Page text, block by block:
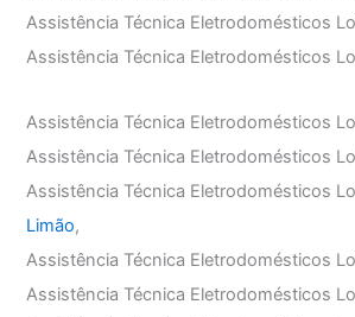
Assistência Técnica Eletrodomésticos
Assistência Técnica Eletrodomésticos
Assistência Técnica Eletrodomésticos
Assistência Técnica Eletrodomésticos
Assistência Técnica Eletrodomésticos
Limão,
Assistência Técnica Eletrodomésticos
Assistência Técnica Eletrodomésticos